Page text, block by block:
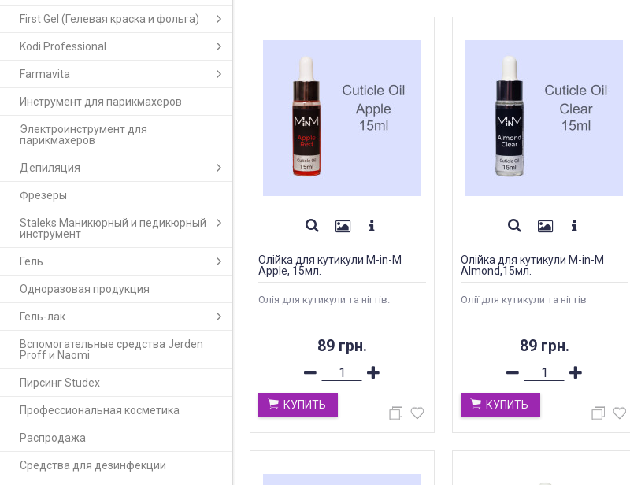
First Gel (Гелевая краска и фольга)
Kodi Professional
Farmavita
Инструмент для парикмахеров
Электроинструмент для
парикмахеров
Депиляция
Фрезеры
Staleks Маникюрный и педикюрный
инструмент
Гель
Одноразовая продукция
Гель-лак
Вспомогательные средства Jerden
Proff и Naomi
Пирсинг Studex
Профессиональная косметика
Распродажа
Средства для дезинфекции
Олійка для кутикули M-in-M
Apple, 15мл.
Олія для кутикули та нігтів.
89 грн.
КУПИТЬ
Олійка для кутикули M-in-M
Almond,15мл.
Олії для кутикули та нігтів
89 грн.
КУПИТЬ